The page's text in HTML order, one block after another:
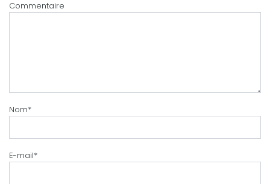
Commentaire
Nom*
E-mail*